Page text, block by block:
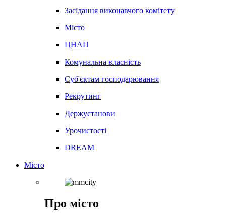
Засідання виконавчого комітету
Місто
ЦНАП
Комунальна власність
Суб'єктам господарювання
Рекрутинг
Держустанови
Урочистості
DREAM
Місто
Про місто